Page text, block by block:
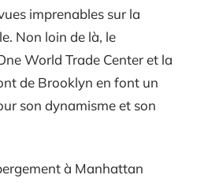
imprenables sur la
Non loin de là, le
World Trade Center et la
de Brooklyn en font un
son dynamisme et son
à Manhattan